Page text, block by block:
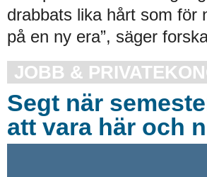
drabbats lika hårt som för
på en ny era”, säger
JOBB &
Segt när
att vara här och